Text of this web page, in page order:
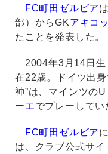
FC町田ゼルビア
部）からGKアキコ
たことを発表した。
2004年3月14日生
在22歳。ドイツ出
神”は、マインツの
ーエでプレーしてい
FC町田ゼルビア
は、クラブ公式サイ